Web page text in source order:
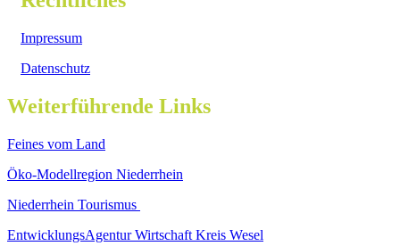
Impressum
Datenschutz
Weiterführende Links
Feines vom Land
Öko-Modellregion Niederrhein
Niederrhein Tourismus
EntwicklungsAgentur Wirtschaft Kreis Wesel